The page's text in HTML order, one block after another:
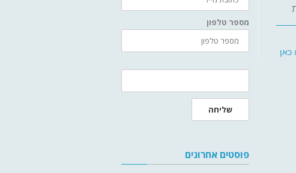
כאן
מספר טלפון
שליחה
פוסטים אחרונים